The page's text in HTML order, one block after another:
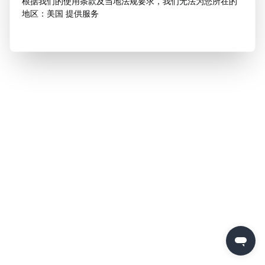
地区：美国 提供服务